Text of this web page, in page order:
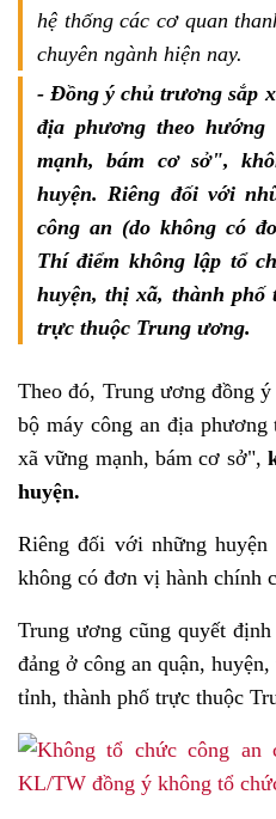
hệ thống các cơ quan
chuyên ngành hiện nay.
- Đồng ý chủ trương sắp
địa phương theo
mạnh, bám cơ sở",
huyện. Riêng đối với
công an (do không có
Thí điểm không lập tổ
huyện, thị xã, thành
trực thuộc Trung ương.
Theo đó, Trung ương đồng
bộ máy công an địa
xã vững mạnh, bám cơ sở",
huyện.
Riêng đối với những
không có đơn vị hành chính
Trung ương cũng quyết
đảng ở công an quận,
tỉnh, thành phố trực thuộc